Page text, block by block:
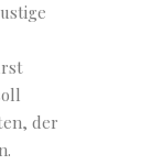
der